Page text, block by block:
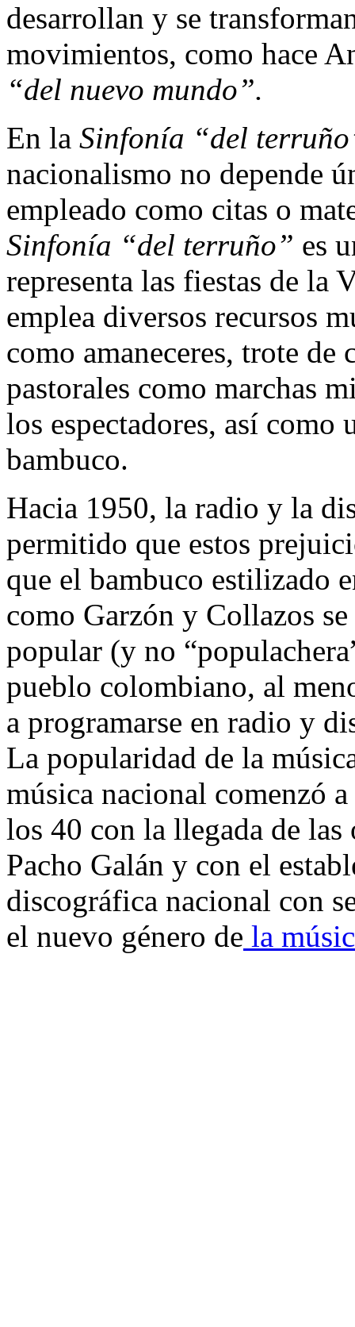
desarrollan y se
movimientos, como hace
“del nuevo mundo”.
En la Sinfonía “del
nacionalismo no depende
empleado como citas o
Sinfonía “del terruño” es
representa las fiestas de la
emplea diversos recursos
como amaneceres, trote de
pastorales como marchas
los espectadores, así
bambuco.
Hacia 1950, la radio y la
permitido que estos
que el bambuco estilizado
como Garzón y Collazos
popular (y no
pueblo colombiano, al
a programarse en radio y
La popularidad de la
música nacional comenzó
los 40 con la llegada de
Pacho Galán y con el
discográfica nacional con
el nuevo género de la